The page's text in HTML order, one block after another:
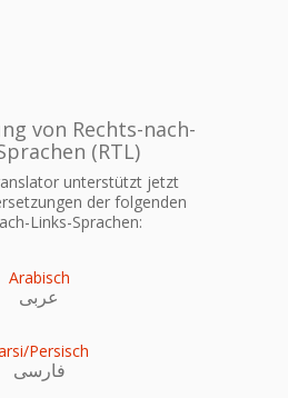
von Rechts-nach-
(RTL)
unterstützt jetzt
der folgenden
Links-Sprachen:
Arabisch
عربى
Persisch
فارسی